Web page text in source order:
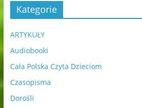
Kategorie
ARTYKUŁY
Audiobooki
Cała Polska Czyta Dzieciom
Czasopisma
Dorośli